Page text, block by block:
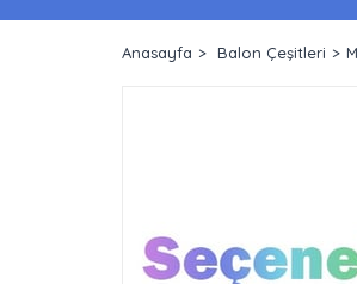
Anasayfa Balon Çeşitleri